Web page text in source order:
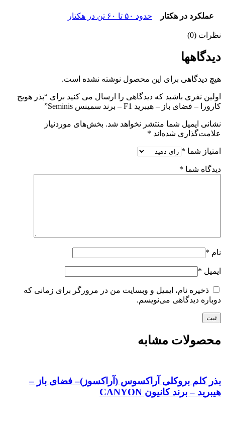
عملکرد در هکتار حدود ۵۰ تا ۶۰ تن در هکتار
نظرات (0)
دیدگاهها
هیچ دیدگاهی برای این محصول نوشته نشده است.
اولین نفری باشید که دیدگاهی را ارسال می کنید برای “بذر هویج
کارورا – فضای باز – هیبرید F1 – برند سمینس Seminis”
نشانی ایمیل شما منتشر نخواهد شد. بخش‌های موردنیاز
علامت‌گذاری شده‌اند *
امتیاز شما *
دیدگاه شما *
نام *
ایمیل *
ذخیره نام، ایمیل و وبسایت من در مرورگر برای زمانی که
دوباره دیدگاهی می‌نویسم.
محصولات مشابه
بذر کلم بروکلی آراکسوس (آراکسوز)– فضای باز –
هیبرید – برند کانیون CANYON